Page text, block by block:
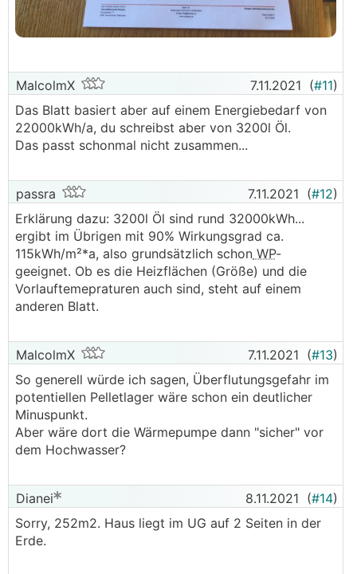
MalcolmX 7.11.2021 (#11)
Das Blatt basiert aber auf einem Energiebedarf von
22000kWh/a, du schreibst aber von 3200l Öl.
Das passt schonmal nicht zusammen...
passra 7.11.2021 (#12)
Erklärung dazu: 3200l Öl sind rund 32000kWh...
ergibt im Übrigen mit 90% Wirkungsgrad ca.
115kWh/m²*a, also grundsätzlich schon WP-
geeignet. Ob es die Heizflächen (Größe) und die
Vorlauftemepraturen auch sind, steht auf einem
anderen Blatt.
MalcolmX 7.11.2021 (#13)
So generell würde ich sagen, Überflutungsgefahr im
potentiellen Pelletlager wäre schon ein deutlicher
Minuspunkt.
Aber wäre dort die Wärmepumpe dann "sicher" vor
dem Hochwasser?
Dianei 8.11.2021 (#14)
Sorry, 252m2. Haus liegt im UG auf 2 Seiten in der
Erde.